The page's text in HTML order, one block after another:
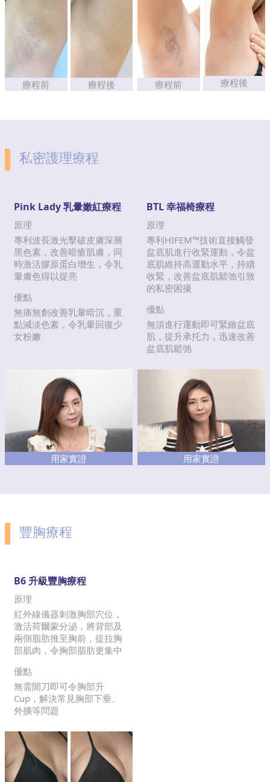
療程前 療程後 療程前 療程後
私密護理療程
Pink Lady 乳暈嫩紅療程
原理
專利波長激光擊破皮膚深層
黑色素，改善暗瘡肌膚，同
時激活膠原蛋白增生，令乳
暈膚色得以提亮
優點
無痛無創改善乳暈暗沉，重
點減淡色素，令乳暈回復少
女粉嫩
用家實證
BTL 幸福椅療程
原理
專利HIFEM™技術直接觸發
盆底肌進行收緊運動，令盆
底肌維持高運動水平，持續
收緊，改善盆底肌鬆弛引致
的私密困擾
優點
無須進行運動即可緊緻盆底
肌，提升承托力，迅速改善
盆底肌鬆弛
用家實證
豐胸療程
B6 升級豐胸療程
原理
紅外線儀器刺激胸部穴位，
激活荷爾蒙分泌，將背部及
兩側脂肪推至胸前，提拉胸
部肌肉，令胸部脂肪更集中
優點
無需開刀即可令胸部升
Cup，解決常見胸部下垂、
外擴等問題